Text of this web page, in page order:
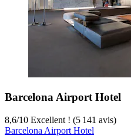
Barcelona Airport Hotel
8,6/10 Excellent ! (5 141 avis)
Barcelona Airport Hotel